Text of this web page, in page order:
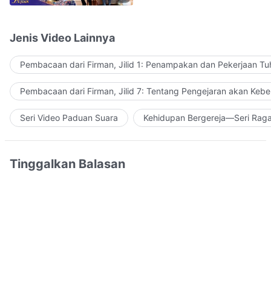
Jenis Video Lainnya
Pembacaan dari Firman, Jilid 1: Penampakan dan Pekerjaan
Pembacaan dari Firman, Jilid 7: Tentang Pengejaran akan
Seri Video Paduan Suara Kehidupan Bergereja—Seri
Tinggalkan Balasan